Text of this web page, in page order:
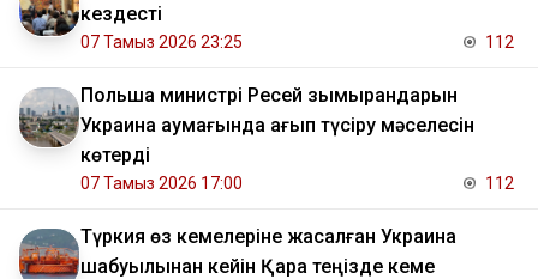
кездесті
07 Тамыз 2026 23:25 112
Польша министрі Ресей зымырандарын
Украина аумағында қағып түсіру мәселесін
көтерді
07 Тамыз 2026 17:00 112
Түркия өз кемелеріне жасалған Украина
шабуылынан кейін Қара теңізде кеме